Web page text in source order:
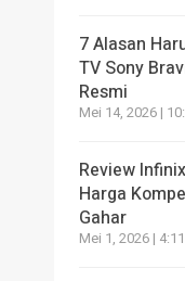
7 Alasan
TV Sony
Resmi
Mei 14, 2026 |
Review
Harga
Gahar
Mei 1, 2026 |